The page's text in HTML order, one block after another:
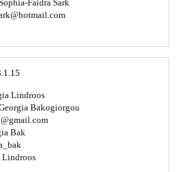
Faidra Sark
Lindroos
Bakogiorgou
Bak
Lindroos